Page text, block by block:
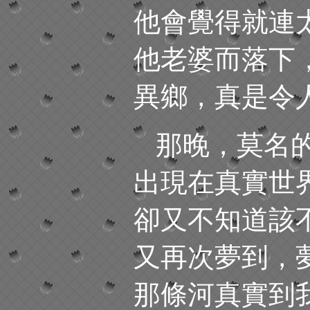
他會覺得就連
他老婆而落下
異鄉，真是令
那晚，莫名
出現在真實世
卻又不知道該
又再次夢到，
那條河真實到